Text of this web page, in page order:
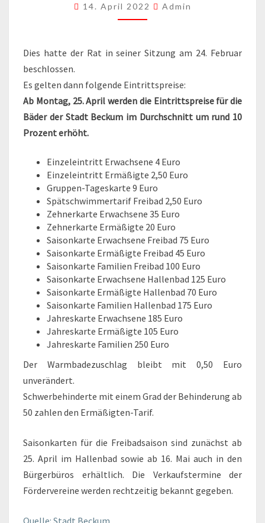
DIE
BÄDER
14. April 2022 Admin
Dies hatte der Rat in seiner Sitzung am 24. Februar
beschlossen.
Es gelten dann folgende Eintrittspreise:
Ab Montag, 25. April werden die Eintrittspreise für die
Bäder der Stadt Beckum im Durchschnitt um rund 10
Prozent erhöht.
Einzeleintritt Erwachsene 4 Euro
Einzeleintritt Ermäßigte 2,50 Euro
Gruppen-Tageskarte 9 Euro
Spätschwimmertarif Freibad 2,50 Euro
Zehnerkarte Erwachsene 35 Euro
Zehnerkarte Ermäßigte 20 Euro
Saisonkarte Erwachsene Freibad 75 Euro
Saisonkarte Ermäßigte Freibad 45 Euro
Saisonkarte Familien Freibad 100 Euro
Saisonkarte Erwachsene Hallenbad 125 Euro
Saisonkarte Ermäßigte Hallenbad 70 Euro
Saisonkarte Familien Hallenbad 175 Euro
Jahreskarte Erwachsene 185 Euro
Jahreskarte Ermäßigte 105 Euro
Jahreskarte Familien 250 Euro
Der Warmbadezuschlag bleibt mit 0,50 Euro
unverändert.
Schwerbehinderte mit einem Grad der Behinderung ab
50 zahlen den Ermäßigten-Tarif.
Saisonkarten für die Freibadsaison sind zunächst ab
25. April im Hallenbad sowie ab 16. Mai auch in den
Bürgerbüros erhältlich. Die Verkaufstermine der
Fördervereine werden rechtzeitig bekannt gegeben.
Quelle: Stadt Beckum